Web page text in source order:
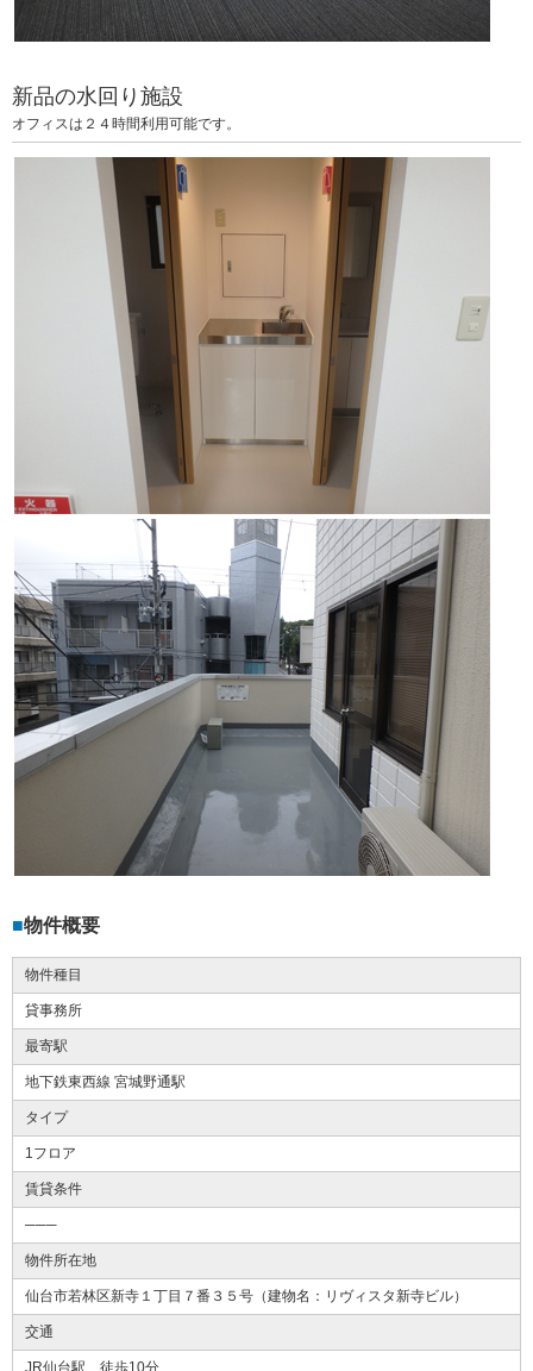
新品の水回り施設
オフィスは２４時間利用可能です。
物件概要
物件種目
貸事務所
最寄駅
地下鉄東西線 宮城野通駅
タイプ
1フロア
賃貸条件
───
物件所在地
仙台市若林区新寺１丁目７番３５号（建物名：リヴィスタ新寺ビル）
交通
JR仙台駅 徒歩10分